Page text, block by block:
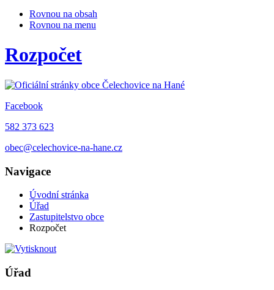
Rovnou na obsah
Rovnou na menu
Rozpočet
Facebook
582 373 623
obec@celechovice-na-hane.cz
Navigace
Úvodní stránka
Úřad
Zastupitelstvo obce
Rozpočet
Úřad